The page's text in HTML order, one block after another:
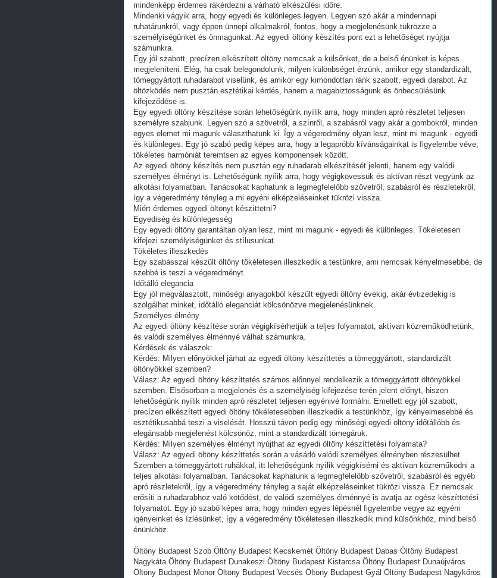
mindenképp érdemes rákérdezni a várható elkészülési időre.
Mindenki vágyik arra, hogy egyedi és különleges legyen. Legyen szó akár a mindennapi
ruhatárunkról, vagy éppen ünnepi alkalmakról, fontos, hogy a megjelenésünk tükrözze a
személyiségünket és önmagunkat. Az egyedi öltöny készítés pont ezt a lehetőséget nyújtja
számunkra.
Egy jól szabott, precízen elkészített öltöny nemcsak a külsőnket, de a belső énünket is képes
megjeleníteni. Elég, ha csak belegondolunk, milyen különbséget érzünk, amikor egy standardizált,
tömeggyártott ruhadarabot viselünk, és amikor egy kimondottan ránk szabott, egyedi darabot. Az
öltözködés nem pusztán esztétikai kérdés, hanem a magabiztosságunk és önbecsülésünk
kifejeződése is.
Egy egyedi öltöny készítése során lehetőségünk nyílik arra, hogy minden apró részletet teljesen
személyre szabjunk. Legyen szó a szövetről, a színről, a szabásról vagy akár a gombokról, minden
egyes elemet mi magunk választhatunk ki. Így a végeredmény olyan lesz, mint mi magunk - egyedi
és különleges. Egy jó szabó pedig képes arra, hogy a legapróbb kívánságainkat is figyelembe véve,
tökéletes harmóniát teremtsen az egyes komponensek között.
Az egyedi öltöny készítés nem pusztán egy ruhadarab elkészítését jelenti, hanem egy valódi
személyes élményt is. Lehetőségünk nyílik arra, hogy végigkövessük és aktívan részt vegyünk az
alkotási folyamatban. Tanácsokat kaphatunk a legmegfelelőbb szövetről, szabásról és részletekről,
így a végeredmény tényleg a mi egyéni elképzeléseinket tükrözi vissza.
Miért érdemes egyedi öltönyt készíttetni?
Egyediség és különlegesség
Egy egyedi öltöny garantáltan olyan lesz, mint mi magunk - egyedi és különleges. Tökéletesen
kifejezi személyiségünket és stílusunkat.
Tökéletes illeszkedés
Egy szabásszal készült öltöny tökéletesen illeszkedik a testünkre, ami nemcsak kényelmesebbé, de
szebbé is teszi a végeredményt.
Időtálló elegancia
Egy jól megválasztott, minőségi anyagokból készült egyedi öltöny évekig, akár évtizedekig is
szolgálhat minket, időtálló eleganciát kölcsönözve megjelenésünknek.
Személyes élmény
Az egyedi öltöny készítése során végigkísérhetjük a teljes folyamatot, aktívan közreműködhetünk,
és valódi személyes élménnyé válhat számunkra.
Kérdések és válaszok:
Kérdés: Milyen előnyökkel járhat az egyedi öltöny készíttetés a tömeggyártott, standardizált
öltönyökkel szemben?
Válasz: Az egyedi öltöny készíttetés számos előnnyel rendelkezik a tömeggyártott öltönyökkel
szemben. Elsősorban a megjelenés és a személyiség kifejezése terén jelent előnyt, hiszen
lehetőségünk nyílik minden apró részletet teljesen egyénivé formálni. Emellett egy jól szabott,
precízen elkészített egyedi öltöny tökéletesebben illeszkedik a testünkhöz, így kényelmesebbé és
esztétikusabbá teszi a viselését. Hosszú távon pedig egy minőségi egyedi öltöny időtállóbb és
elegánsabb megjelenést kölcsönöz, mint a standardizált tömegáruk.
Kérdés: Milyen személyes élményt nyújthat az egyedi öltöny készíttetési folyamata?
Válasz: Az egyedi öltöny készíttetés során a vásárló valódi személyes élményben részesülhet.
Szemben a tömeggyártott ruhákkal, itt lehetőségünk nyílik végigkísérni és aktívan közreműködni a
teljes alkotási folyamatban. Tanácsokat kaphatunk a legmegfelelőbb szövetről, szabásról és egyéb
apró részletekről, így a végeredmény tényleg a saját elképzeléseinket tükrözi vissza. Ez nemcsak
erősíti a ruhadarabhoz való kötődést, de valódi személyes élménnyé is avatja az egész készíttetési
folyamatot. Egy jó szabó képes arra, hogy minden egyes lépésnél figyelembe vegye az egyéni
igényeinket és ízlésünket, így a végeredmény tökéletesen illeszkedik mind külsőnkhöz, mind belső
énünkhöz.
Öltöny Budapest Szob Öltöny Budapest Kecskemét Öltöny Budapest Dabas Öltöny Budapest
Nagykáta Öltöny Budapest Dunakeszi Öltöny Budapest Kistarcsa Öltöny Budapest Dunaújváros
Öltöny Budapest Monor Öltöny Budapest Vecsés Öltöny Budapest Gyál Öltöny Budapest Nagykőrös